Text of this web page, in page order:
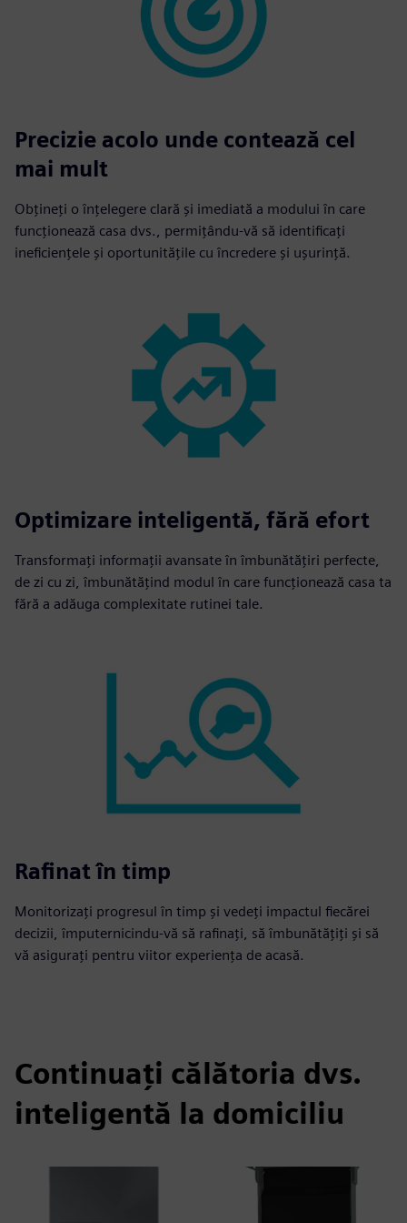
Precizie acolo unde contează cel
mai mult
Obțineți o înțelegere clară și imediată a modului în care
funcționează casa dvs., permițându-vă să identificați
ineficiențele și oportunitățile cu încredere și ușurință.
Optimizare inteligentă, fără efort
Transformați informații avansate în îmbunătățiri perfecte,
de zi cu zi, îmbunătățind modul în care funcționează casa ta
fără a adăuga complexitate rutinei tale.
Rafinat în timp
Monitorizați progresul în timp și vedeți impactul fiecărei
decizii, împuternicindu-vă să rafinați, să îmbunătățiți și să
vă asigurați pentru viitor experiența de acasă.
Continuați călătoria dvs.
inteligentă la domiciliu